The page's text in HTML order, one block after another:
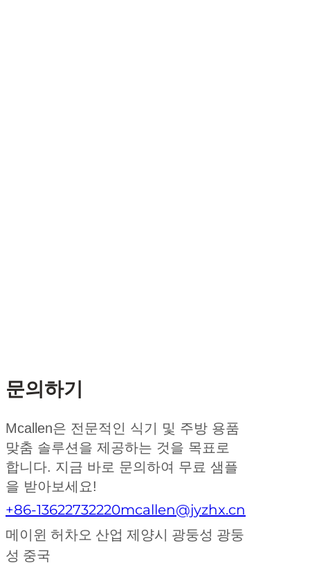
문의하기
Mcallen은 전문적인 식기 및 주방 용품
맞춤 솔루션을 제공하는 것을 목표로
합니다. 지금 바로 문의하여 무료 샘플
을 받아보세요!
+86-13622732220mcallen@jyzhx.cn
메이윈 허차오 산업 제양시 광둥성 광둥
성 중국